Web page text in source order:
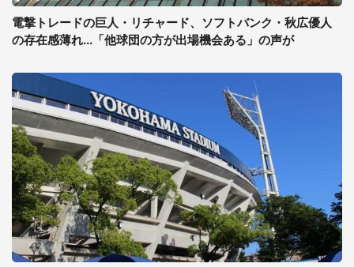
電撃トレードの巨人・リチャード、ソフトバンク・秋広優人
の存在感薄れ...「他球団の方が出場機会ある」の声が